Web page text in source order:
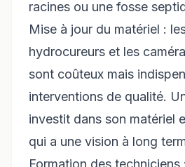
racines ou une fosse
Mise à jour du matériel :
hydrocureurs et les
sont coûteux mais
interventions de qualité.
investit dans son matériel
qui a une vision à long
Formation des techniciens